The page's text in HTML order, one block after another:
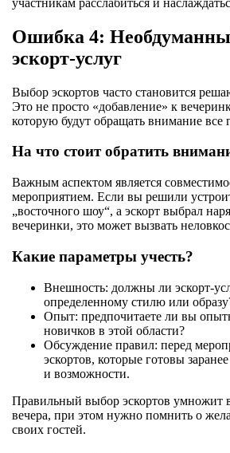
Ошибка 4:
эскорт-услуг
Выбор эскортов часто становится
Это не просто «добавление» к
которую будут обращать внимание все
На что стоит обратить
Важным аспектом является
мероприятием. Если вы решили
„восточного шоу“, а эскорт выбрал
вечеринки, это может вызвать
Какие параметры учесть?
Внешность: должны ли эскорт-
определенному стилю или
Опыт: предпочитаете ли вы
новичков в этой области?
Обсуждение правил: перед
эскортов, которые готовы
и возможности.
Правильный выбор эскортов умножит
вечера, при этом нужно помнить о
своих гостей.